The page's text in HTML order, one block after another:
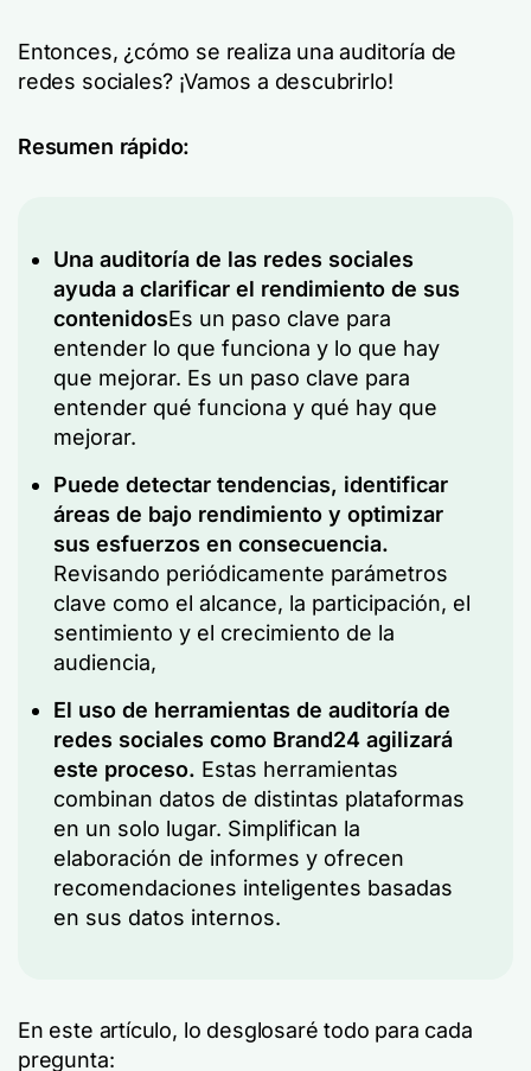
Entonces, ¿cómo se realiza una auditoría de
redes sociales? ¡Vamos a descubrirlo!
Resumen rápido:
Una auditoría de las redes sociales
ayuda a clarificar el rendimiento de sus
contenidosEs un paso clave para
entender lo que funciona y lo que hay
que mejorar. Es un paso clave para
entender qué funciona y qué hay que
mejorar.
Puede detectar tendencias, identificar
áreas de bajo rendimiento y optimizar
sus esfuerzos en consecuencia.
Revisando periódicamente parámetros
clave como el alcance, la participación, el
sentimiento y el crecimiento de la
audiencia,
El uso de herramientas de auditoría de
redes sociales como Brand24 agilizará
este proceso. Estas herramientas
combinan datos de distintas plataformas
en un solo lugar. Simplifican la
elaboración de informes y ofrecen
recomendaciones inteligentes basadas
en sus datos internos.
En este artículo, lo desglosaré todo para cada
pregunta: